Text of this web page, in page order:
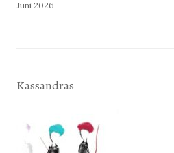
Juni 2026
Kassandras